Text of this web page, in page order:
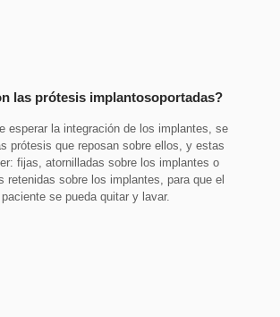
las prótesis implantosoportadas?
esperar la integración de los implantes, se
prótesis que reposan sobre ellos, y estas
fijas, atornilladas sobre los implantes o
retenidas sobre los implantes, para que el
paciente se pueda quitar y lavar.